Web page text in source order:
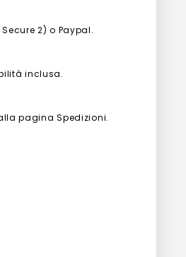
2) o Paypal.
inclusa.
pagina Spedizioni.